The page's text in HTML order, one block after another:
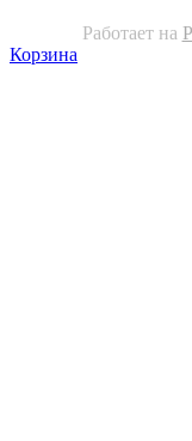
Работает на
Корзина